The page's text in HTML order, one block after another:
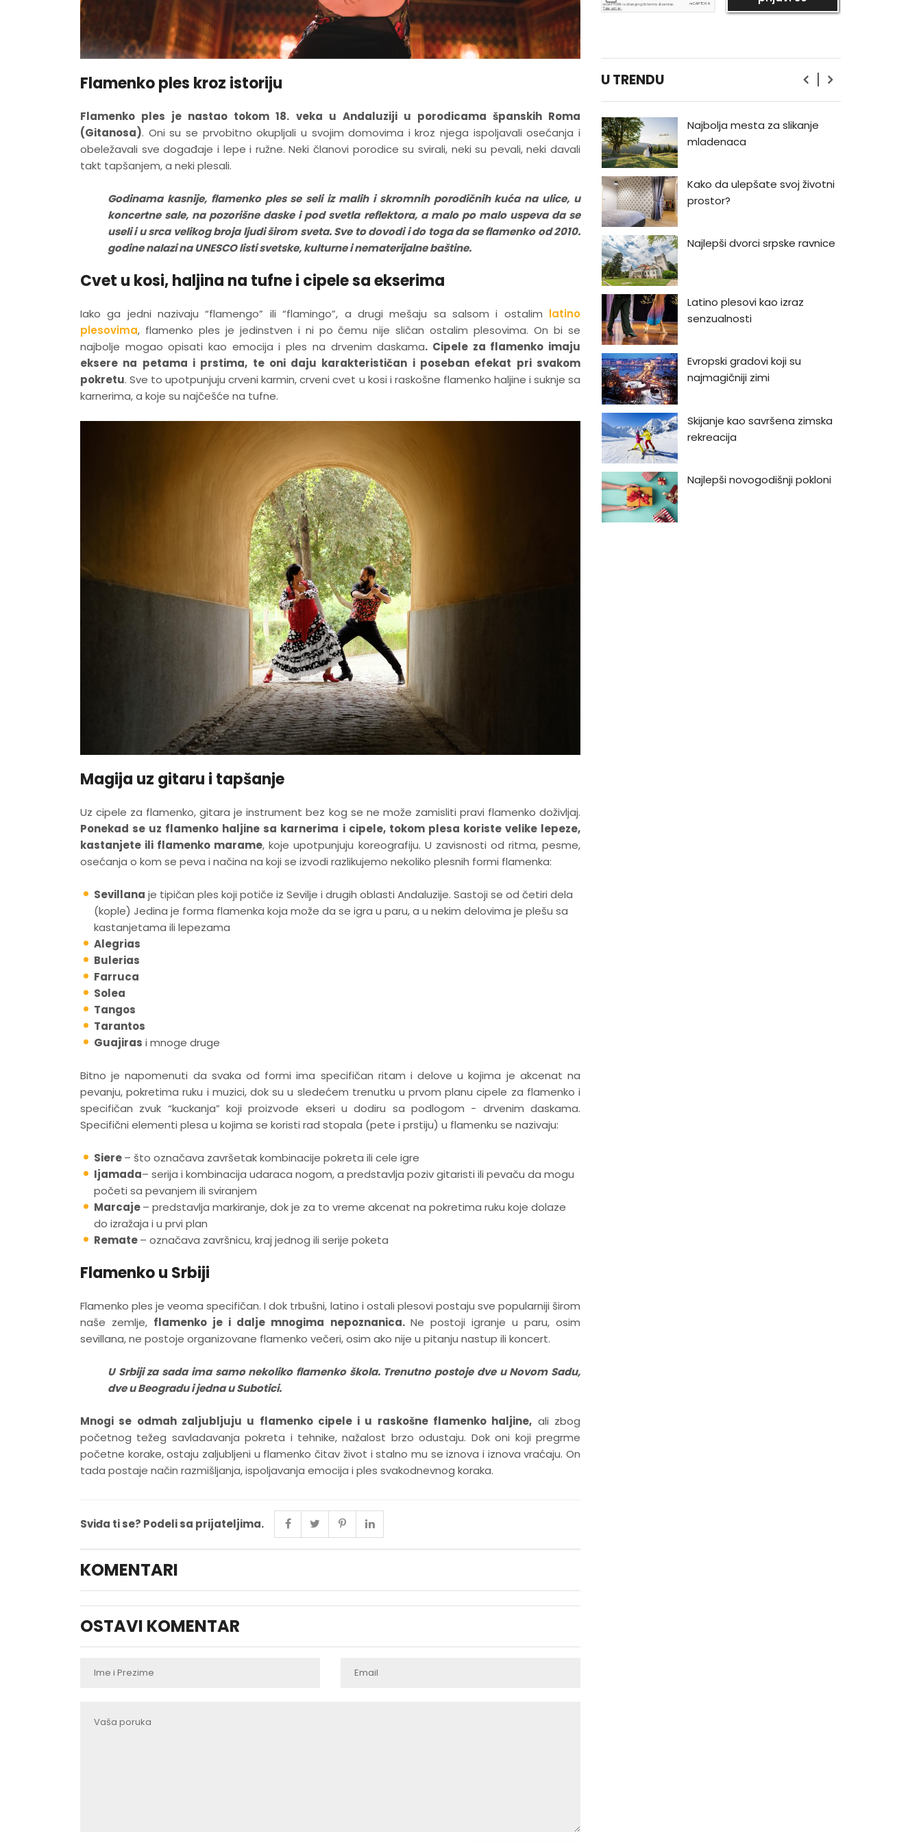
Flamenko ples kroz istoriju
Flamenko ples je nastao tokom 18. veka u Andaluziji u porodicama španskih Roma
(Gitanosa). Oni su se prvobitno okupljali u svojim domovima i kroz njega ispoljavali osećanja i
obeležavali sve događaje i lepe i ružne. Neki članovi porodice su svirali, neki su pevali, neki davali
takt tapšanjem, a neki plesali.
Godinama kasnije, flamenko ples se seli iz malih i skromnih porodičnih kuća na ulice, u
koncertne sale, na pozorišne daske i pod svetla reflektora, a malo po malo uspeva da se
useli i u srca velikog broja ljudi širom sveta. Sve to dovodi i do toga da se flamenko od 2010.
godine nalazi na UNESCO listi svetske, kulturne i nematerijalne baštine.
Cvet u kosi, haljina na tufne i cipele sa ekserima
Iako ga jedni nazivaju “flamengo” ili “flamingo”, a drugi mešaju sa salsom i ostalim latino
plesovima, flamenko ples je jedinstven i ni po čemu nije sličan ostalim plesovima. On bi se
najbolje mogao opisati kao emocija i ples na drvenim daskama. Cipele za flamenko imaju
eksere na petama i prstima, te oni daju karakterističan i poseban efekat pri svakom
pokretu. Sve to upotpunjuju crveni karmin, crveni cvet u kosi i raskošne flamenko haljine i suknje sa
karnerima, a koje su najčešće na tufne.
Magija uz gitaru i tapšanje
Uz cipele za flamenko, gitara je instrument bez kog se ne može zamisliti pravi flamenko doživljaj.
Ponekad se uz flamenko haljine sa karnerima i cipele, tokom plesa koriste velike lepeze,
kastanjete ili flamenko marame, koje upotpunjuju koreografiju. U zavisnosti od ritma, pesme,
osećanja o kom se peva i načina na koji se izvodi razlikujemo nekoliko plesnih formi flamenka:
Sevillana je tipičan ples koji potiče iz Sevilje i drugih oblasti Andaluzije. Sastoji se od četiri dela
(kople) Jedina je forma flamenka koja može da se igra u paru, a u nekim delovima je plešu sa
kastanjetama ili lepezama
Alegrias
Bulerias
Farruca
Solea
Tangos
Tarantos
Guajiras i mnoge druge
Bitno je napomenuti da svaka od formi ima specifičan ritam i delove u kojima je akcenat na
pevanju, pokretima ruku i muzici, dok su u sledećem trenutku u prvom planu cipele za flamenko i
specifičan zvuk “kuckanja” koji proizvode ekseri u dodiru sa podlogom - drvenim daskama.
Specifični elementi plesa u kojima se koristi rad stopala (pete i prstiju) u flamenku se nazivaju:
Siere– što označava završetak kombinacije pokreta ili cele igre
Ijamada– serija i kombinacija udaraca nogom, a predstavlja poziv gitaristi ili pevaču da mogu
početi sa pevanjem ili sviranjem
Marcaje– predstavlja markiranje, dok je za to vreme akcenat na pokretima ruku koje dolaze
do izražaja i u prvi plan
Remate– označava završnicu, kraj jednog ili serije poketa
Flamenko u Srbiji
Flamenko ples je veoma specifičan. I dok trbušni, latino i ostali plesovi postaju sve popularniji širom
naše zemlje, flamenko je i dalje mnogima nepoznanica. Ne postoji igranje u paru, osim
sevillana, ne postoje organizovane flamenko večeri, osim ako nije u pitanju nastup ili koncert.
U Srbiji za sada ima samo nekoliko flamenko škola. Trenutno postoje dve u Novom Sadu,
dve u Beogradu i jedna u Subotici.
Mnogi se odmah zaljubljuju u flamenko cipele i u raskošne flamenko haljine, ali zbog
početnog težeg savladavanja pokreta i tehnike, nažalost brzo odustaju. Dok oni koji pregrme
početne korake, ostaju zaljubljeni u flamenko čitav život i stalno mu se iznova i iznova vraćaju. On
tada postaje način razmišljanja, ispoljavanja emocija i ples svakodnevnog koraka.
Sviđa ti se? Podeli sa prijateljima.
KOMENTARI
OSTAVI KOMENTAR
U TRENDU
Bukmarker #3: Rej Bredberi -
Najbolja mesta za slikanje
mladenaca
Kako da ulepšate svoj životni
prostor?
Najlepši dvorci srpske ravnice
Latino plesovi kao izraz
senzualnosti
Evropski gradovi koji su
najmagičniji zimi
Skijanje kao savršena zimska
rekreacija
Najlepši novogodišnji pokloni